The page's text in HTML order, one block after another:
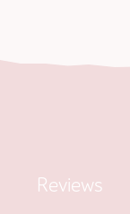
Reviews